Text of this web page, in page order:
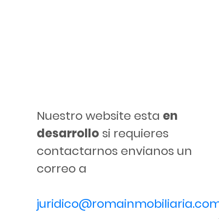
Nuestro website esta en
desarrollo si requieres
contactarnos envianos un
correo a